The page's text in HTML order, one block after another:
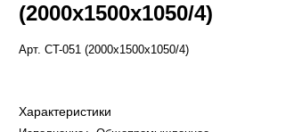
(2000x1500x1050/4)
Арт.СT-051 (2000x1500x1050/4)
Характеристики